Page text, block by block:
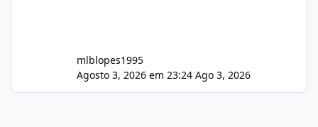
mlblopes1995
Agosto 3, 2026 em 23:24 Ago 3, 2026